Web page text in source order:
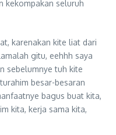
kekompakan seluruh
karenakan kite liat dari
gitu, eehhh saya
sebelumnye tuh kite
besar-besaran
bagus buat kita,
kita, kerja sama kita,